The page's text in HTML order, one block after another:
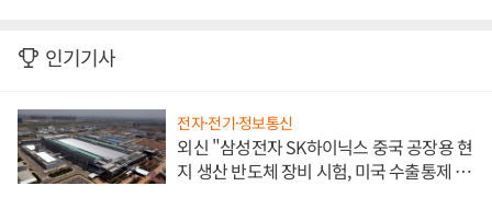
인기기사
전자·전기·정보통신
외신 "삼성전자 SK하이닉스 중국 공장용 현
지 생산 반도체 장비 시험, 미국 수출통제 대